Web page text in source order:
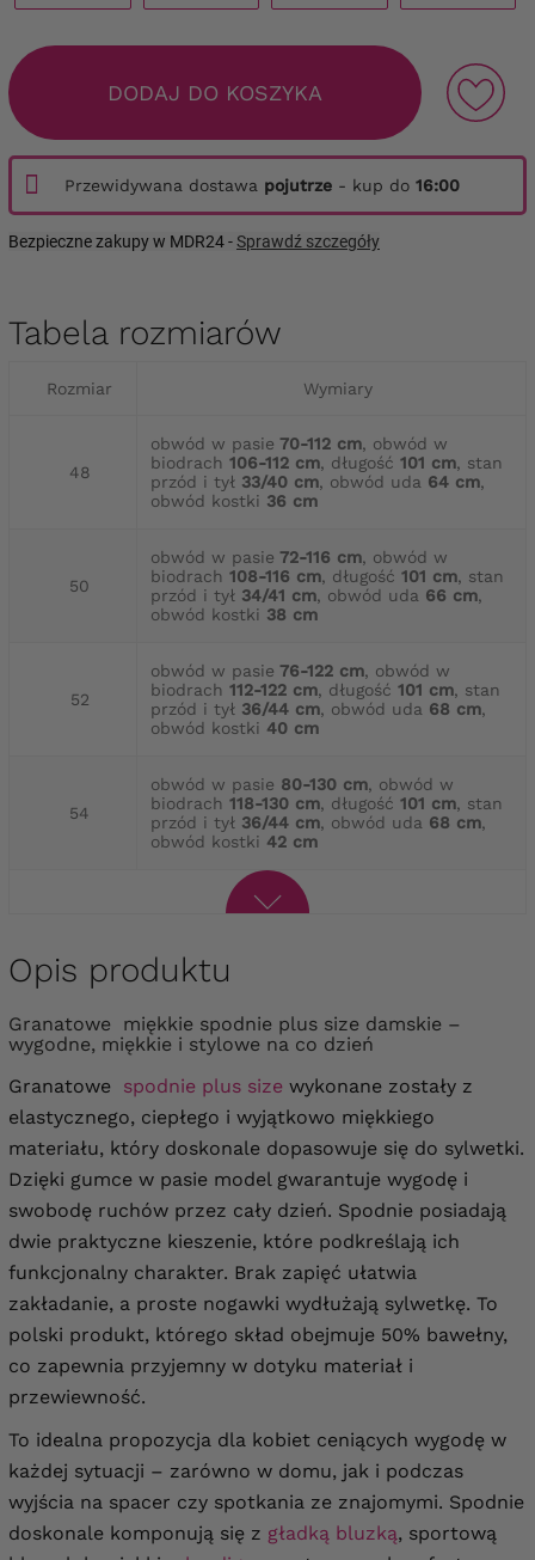
DODAJ DO KOSZYKA
Przewidywana dostawa pojutrze - kup do 16:00
Bezpieczne zakupy w MDR24 -Sprawdź szczegóły
Tabela rozmiarów
Rozmiar Wymiary
48
obwód w pasie 70-112 cm, obwód w
biodrach 106-112 cm, długość 101 cm, stan
przód i tył 33/40 cm, obwód uda 64 cm,
obwód kostki 36 cm
50
obwód w pasie 72-116 cm, obwód w
biodrach 108-116 cm, długość 101 cm, stan
przód i tył 34/41 cm, obwód uda 66 cm,
obwód kostki 38 cm
52
obwód w pasie 76-122 cm, obwód w
biodrach 112-122 cm, długość 101 cm, stan
przód i tył 36/44 cm, obwód uda 68 cm,
obwód kostki 40 cm
54
obwód w pasie 80-130 cm, obwód w
biodrach 118-130 cm, długość 101 cm, stan
przód i tył 36/44 cm, obwód uda 68 cm,
obwód kostki 42 cm
Opis produktu
Granatowe miękkie spodnie plus size damskie –
wygodne, miękkie i stylowe na co dzień
Granatowe spodnie plus size wykonane zostały z
elastycznego, ciepłego i wyjątkowo miękkiego
materiału, który doskonale dopasowuje się do sylwetki.
Dzięki gumce w pasie model gwarantuje wygodę i
swobodę ruchów przez cały dzień. Spodnie posiadają
dwie praktyczne kieszenie, które podkreślają ich
funkcjonalny charakter. Brak zapięć ułatwia
zakładanie, a proste nogawki wydłużają sylwetkę. To
polski produkt, którego skład obejmuje 50% bawełny,
co zapewnia przyjemny w dotyku materiał i
przewiewność.
To idealna propozycja dla kobiet ceniących wygodę w
każdej sytuacji – zarówno w domu, jak i podczas
wyjścia na spacer czy spotkania ze znajomymi. Spodnie
doskonale komponują się z gładką bluzką, sportową